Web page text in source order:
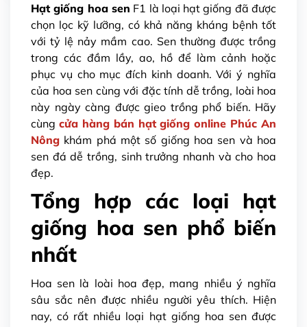
Hạt giống hoa sen F1 là loại hạt giống đã được
chọn lọc kỹ lưỡng, có khả năng kháng bệnh tốt
với tỷ lệ nảy mầm cao. Sen thường được trồng
trong các đầm lầy, ao, hồ để làm cảnh hoặc
phục vụ cho mục đích kinh doanh. Với ý nghĩa
của hoa sen cùng với đặc tính dễ trồng, loài hoa
này ngày càng được gieo trồng phổ biến. Hãy
cùng cửa hàng bán hạt giống online Phúc An
Nông khám phá một số giống hoa sen và hoa
sen đá dễ trồng, sinh trưởng nhanh và cho hoa
đẹp.
Tổng hợp các loại hạt
giống hoa sen phổ biến
nhất
Hoa sen là loài hoa đẹp, mang nhiều ý nghĩa
sâu sắc nên được nhiều người yêu thích. Hiện
nay, có rất nhiều loại hạt giống hoa sen được